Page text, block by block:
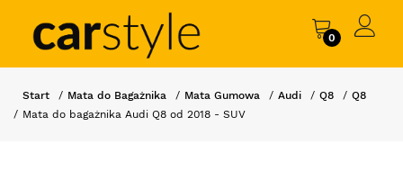
0
Start Mata do Bagażnika Mata Gumowa Audi Q8
Q8
Mata do bagażnika Audi Q8 od 2018 - SUV